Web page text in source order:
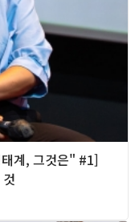
계, 그것은" #1]